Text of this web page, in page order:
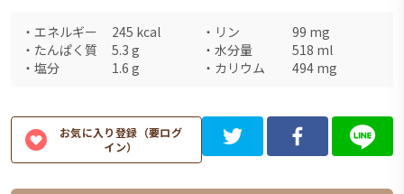
・ エネルギー 245 kcal ・ リン 99 mg
・ たんぱく質 5.3 g ・ 水分量 518 ml
・ 塩分 1.6 g ・ カリウム 494 mg
お気に入り登録（要ログ
イン）